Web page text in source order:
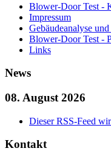
Blower-Door Test -
Impressum
Gebäudeanalyse
Blower-Door Test -
Links
News
08. August 2026
Dieser RSS-Feed
Kontakt